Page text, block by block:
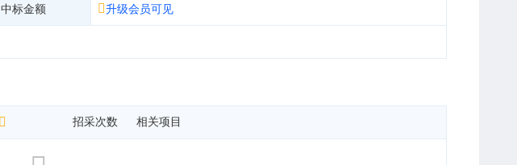
中标金额 升级会员可见
招采次数 相关项目